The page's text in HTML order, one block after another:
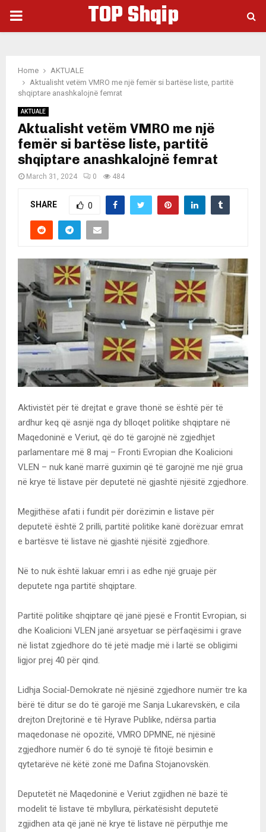
PRIMARY
TOP Shqip
Home
AKTUALE
Aktualisht vetëm VMRO me një femër si bartëse liste, partitë
shqiptare anashkalojnë femrat
AKTUALE
Aktualisht vetëm VMRO me një
femër si bartëse liste, partitë
shqiptare anashkalojnë femrat
March 31, 2024 0 484
SHARE 0
Aktivistët për të drejtat e grave thonë se është për të
ardhur keq që asnjë nga dy blloqet politike shqiptare në
Maqedoninë e Veriut, që do të garojnë në zgjedhjet
parlamentare më 8 maj – Fronti Evropian dhe Koalicioni
VLEN – nuk kanë marrë guximin që të garojnë me një grua
në krye të listave për deputetë në gjashtë njësitë zgjedhore.
Megjithëse afati i fundit për dorëzimin e listave për
deputetë është 2 prilli, partitë politike kanë dorëzuar emrat
e bartësve të listave në gjashtë njësitë zgjedhore.
Në to nuk është lakuar emri i as edhe një gruaje për
deputete nga partitë shqiptare.
Partitë politike shqiptare që janë pjesë e Frontit Evropian, si
dhe Koalicioni VLEN janë arsyetuar se përfaqësimi i grave
në listat zgjedhore do të jetë madje më i lartë se obligimi
ligjor prej 40 për qind.
Lidhja Social-Demokrate në njësinë zgjedhore numër tre ka
bërë të ditur se do të garojë me Sanja Lukarevskën, e cila
drejton Drejtorinë e të Hyrave Publike, ndërsa partia
maqedonase në opozitë, VMRO DPMNE, në njësinë
zgjedhore numër 6 do të synojë të fitojë besimin e
qytetarëve në këtë zonë me Dafina Stojanovskën.
Deputetët në Maqedoninë e Veriut zgjidhen në bazë të
modelit të listave të mbyllura, përkatësisht deputetë
zgjidhen ata që janë në krye të listave në përputhje me